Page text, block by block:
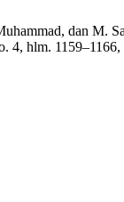
dan M.
4, hlm. 1159–1166,